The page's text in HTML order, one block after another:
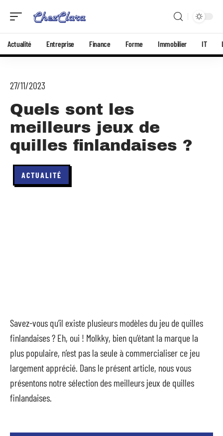
Actualité Entreprise Finance Forme Immobilier IT
27/11/2023
Quels sont les
meilleurs jeux de
quilles finlandaises ?
ACTUALITÉ
Savez-vous qu’il existe plusieurs modèles du jeu de quilles
finlandaises ? Eh, oui ! Molkky, bien qu’étant la marque la
plus populaire, n’est pas la seule à commercialiser ce jeu
largement apprécié. Dans le présent article, nous vous
présentons notre sélection des meilleurs jeux de quilles
finlandaises.